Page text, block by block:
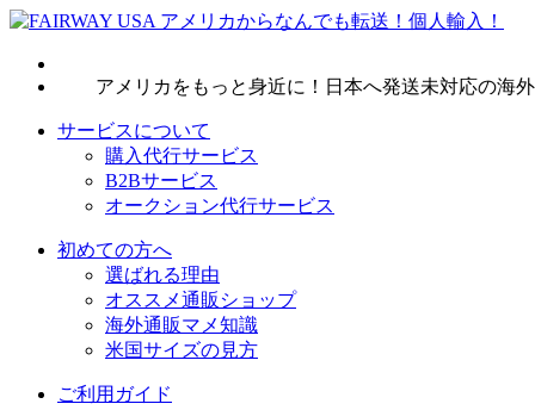
アメリカをもっと身近に！日本へ発送未対応の海外
サービスについて
購入代行サービス
B2Bサービス
オークション代行サービス
初めての方へ
選ばれる理由
オススメ通販ショップ
海外通販マメ知識
米国サイズの見方
ご利用ガイド